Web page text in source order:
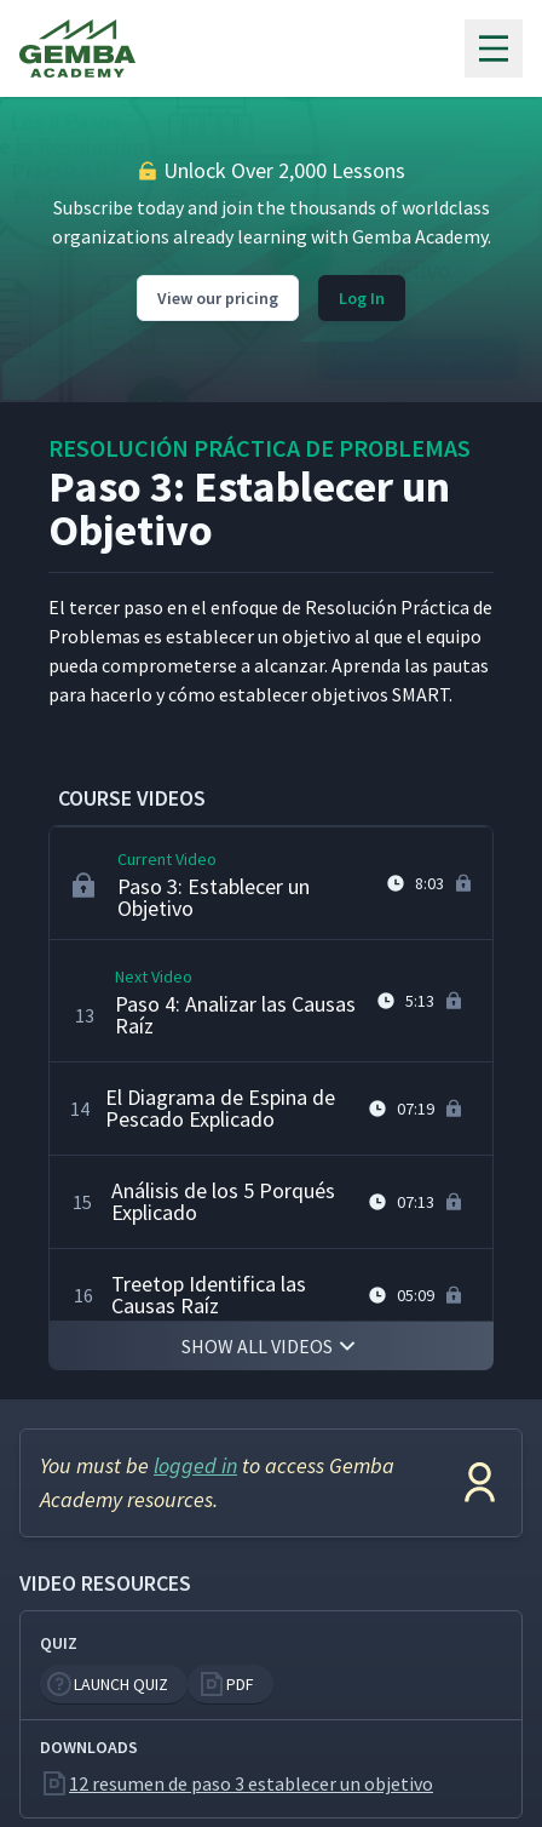
Unlock Over 2,000 Lessons
Subscribe today and join the thousands of worldclass
organizations already learning with Gemba Academy.
View our pricing Log In
RESOLUCIÓN PRÁCTICA DE PROBLEMAS
Paso 3: Establecer un
Objetivo
El ter­cer paso en el enfoque de Res­olu­ción Prác­ti­ca de
Prob­le­mas es estable­cer un obje­ti­vo al que el equipo
pue­da com­pro­m­e­terse a alcan­zar. Apren­da las pau­tas
para hac­er­lo y cómo estable­cer obje­tivos SMART.
COURSE VIDEOS
3
5 Cómo Redactar un
Planteamiento del Problema 06:12
Introducción a SigmaXL
Crear Diagramas de Pareto
8 Crear Gráficas de Corridas
con SigmaXL 4:01
Crear Gráficas de Control con
SigmaXL 4:16
10 Paso 2: Desglosar el
Problema 13:14
con SigmaXL
Current Video
Paso 3: Establecer un
Objetivo
8:03
13
Next Video
Paso 4: Analizar las Causas
Raíz
5:13
14 El Diagrama de Espina de
Pescado Explicado 07:19
15 Análisis de los 5 Porqués
Explicado 07:13
16 Treetop Identifica las
Causas Raíz 05:09
Crear Gráficas de Dispersión
con SigmaXL
Paso 5: Desarrollar Acciones
Correctivas
19 Acciones Correctivas
los Resultados
21
Paso 8: Estandarizar los
Éxitos y Aprender de los
Fracasos
06:20
SHOW ALL VIDEOS
You must be logged in to access Gemba
Academy resources.
VIDEO RESOURCES
QUIZ
LAUNCH QUIZ
PDF
DOWNLOADS
12 resumen de paso 3 establecer un objetivo